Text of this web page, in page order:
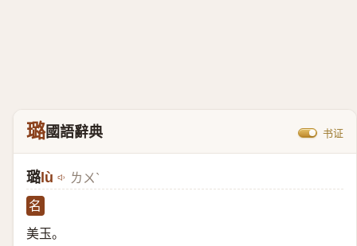
璐國語辭典 书证
璐lù ㄌㄨˋ
名
美玉。